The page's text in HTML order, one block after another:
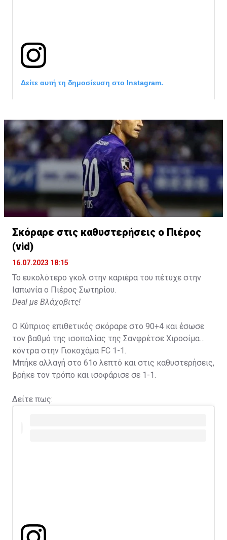
Δείτε αυτή τη δημοσίευση στο Instagram.
Η δημοσίευση κοινοποιήθηκε από το χρήστη David Beckham
Σκόραρε στις καθυστερήσεις ο Πιέρος
(vid)
16.07.2023 18:15
Το ευκολότερο γκολ στην καριέρα του πέτυχε στην
Ιαπωνία ο Πιέρος Σωτηρίου.
Deal με Βλάχοβιτς!
Ο Κύπριος επιθετικός σκόραρε στο 90+4 και έσωσε
τον βαθμό της ισοπαλίας της Σανφρέτσε Χιροσίμα
κόντρα στην Γιοκοχάμα FC 1-1.
Μπήκε αλλαγή στο 61ο λεπτό και στις καθυστερήσεις,
βρήκε τον τρόπο και ισοφάρισε σε 1-1.
Δείτε πως: